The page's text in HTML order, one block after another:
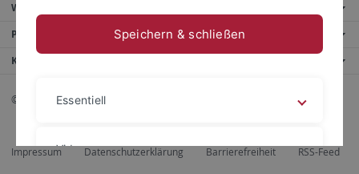
Weitere Angebote
Portale
Kontaktinfo
© 2026 Eberhard Karls Universität Tübingen, Tübingen
Impressum Datenschutzerklärung Barrierefreiheit RSS-Feed
Speichern & schließen
Essentiell
Videos